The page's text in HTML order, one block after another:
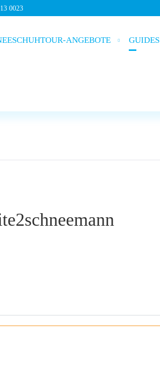
0023
ANGEBOTE GUIDES